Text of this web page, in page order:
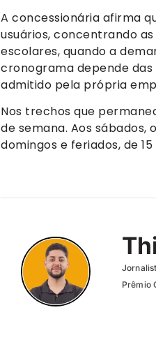
A concessionária afirma
usuários, concentrando
escolares, quando a
cronograma depende
admitido pela própria
Nos trechos que
de semana. Aos sábados,
domingos e feriados, de
Prêmio